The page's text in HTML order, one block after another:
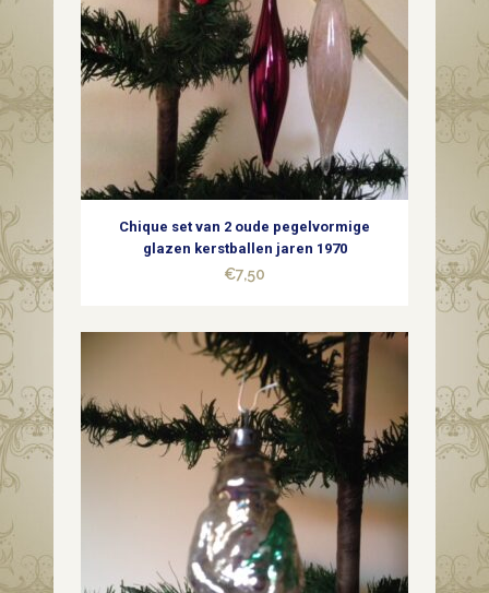
Chique set van 2 oude pegelvormige
glazen kerstballen jaren 1970
€7,50